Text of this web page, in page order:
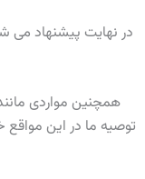
در نهایت پیشنهاد می
همچنین مواردی
توصیه ما در این مواقع